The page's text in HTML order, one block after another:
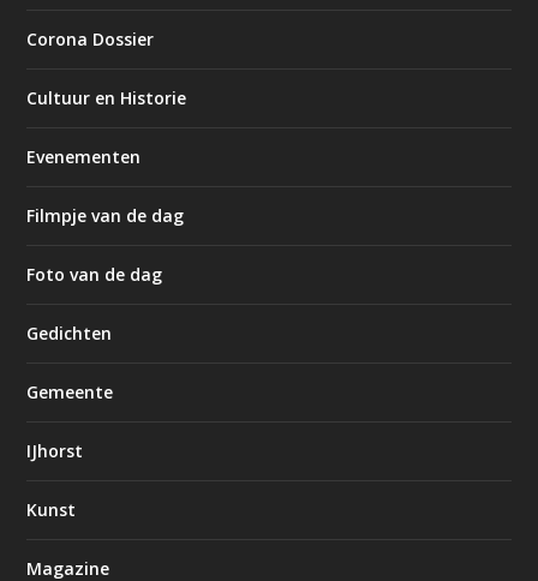
Corona Dossier
Cultuur en Historie
Evenementen
Filmpje van de dag
Foto van de dag
Gedichten
Gemeente
IJhorst
Kunst
Magazine